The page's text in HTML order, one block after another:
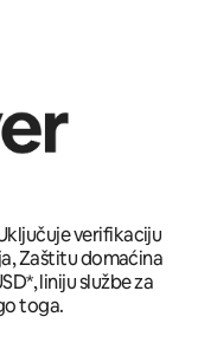
verifikaciju
Zaštitu domaćina
liniju službe za
toga.